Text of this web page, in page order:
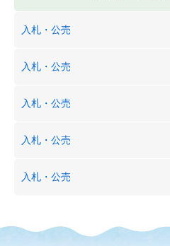
入札・公売
入札・公売
入札・公売
入札・公売
入札・公売